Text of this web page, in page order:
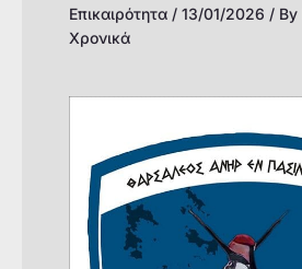
Επικαιρότητα/ 13/01/2026 / By
Χρονικά